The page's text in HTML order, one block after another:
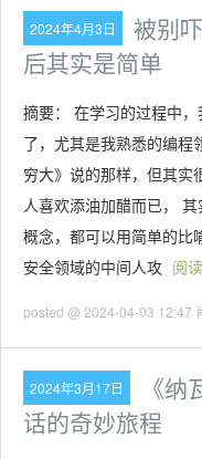
2024年4月3日
被别
后其实是简单
摘要： 在学习的过程中
了，尤其是我熟悉的编程
穷大》说的那样，但其实
人喜欢添油加醋而已，
概念，都可以用简单的比
安全领域的中间人攻 阅
posted @ 2024-04-03 12:47
2024年3月17日
《
话的奇妙旅程